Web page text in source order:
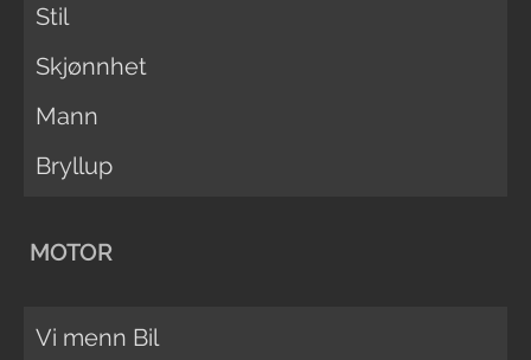
Stil
Skjønnhet
Mann
Bryllup
MOTOR
Vi menn Bil